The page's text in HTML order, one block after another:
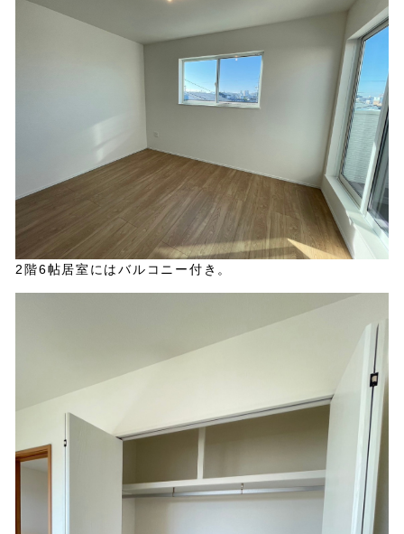
2階6帖居室にはバルコニー付き。